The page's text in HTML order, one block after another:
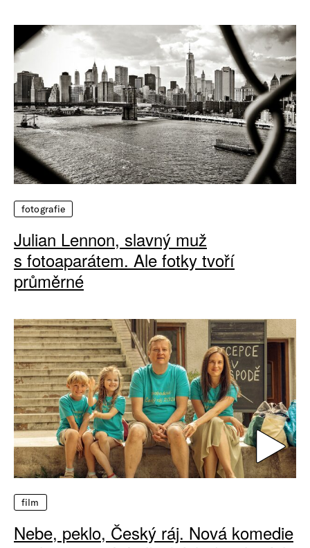
fotografie
Julian Lennon, slavný muž
s fotoaparátem. Ale fotky tvoří
průměrné
film
Nebe, peklo, Český ráj. Nová komedie